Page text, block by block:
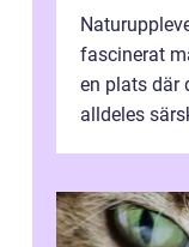
fascinerat
en plats där
alldeles